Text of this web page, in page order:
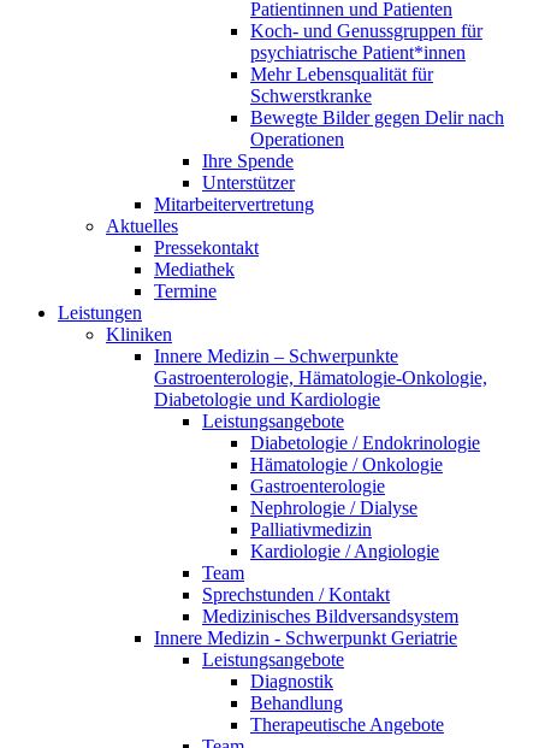
Patientinnen und Patienten
Koch- und Genussgruppen für
psychiatrische Patient*innen
Mehr Lebensqualität für
Schwerstkranke
Bewegte Bilder gegen Delir nach
Operationen
Ihre Spende
Unterstützer
Mitarbeitervertretung
Aktuelles
Pressekontakt
Mediathek
Termine
Leistungen
Kliniken
Innere Medizin – Schwerpunkte
Gastroenterologie, Hämatologie-Onkologie,
Diabetologie und Kardiologie
Leistungsangebote
Diabetologie / Endokrinologie
Hämatologie / Onkologie
Gastroenterologie
Nephrologie / Dialyse
Palliativmedizin
Kardiologie / Angiologie
Team
Sprechstunden / Kontakt
Medizinisches Bildversandsystem
Innere Medizin - Schwerpunkt Geriatrie
Leistungsangebote
Diagnostik
Behandlung
Therapeutische Angebote